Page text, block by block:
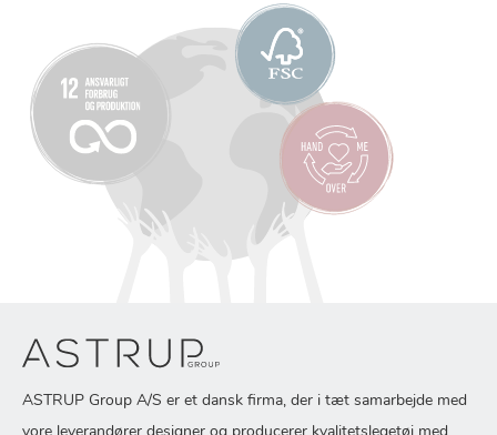
ASTRUP Group A/S er et dansk firma, der i tæt samarbejde med